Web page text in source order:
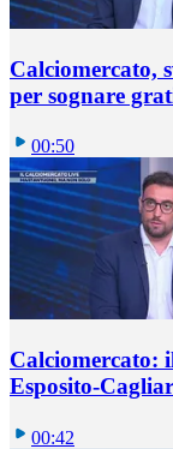
Calciomercato,
per sognare
00:50
Calciomercato:
Esposito-
00:42